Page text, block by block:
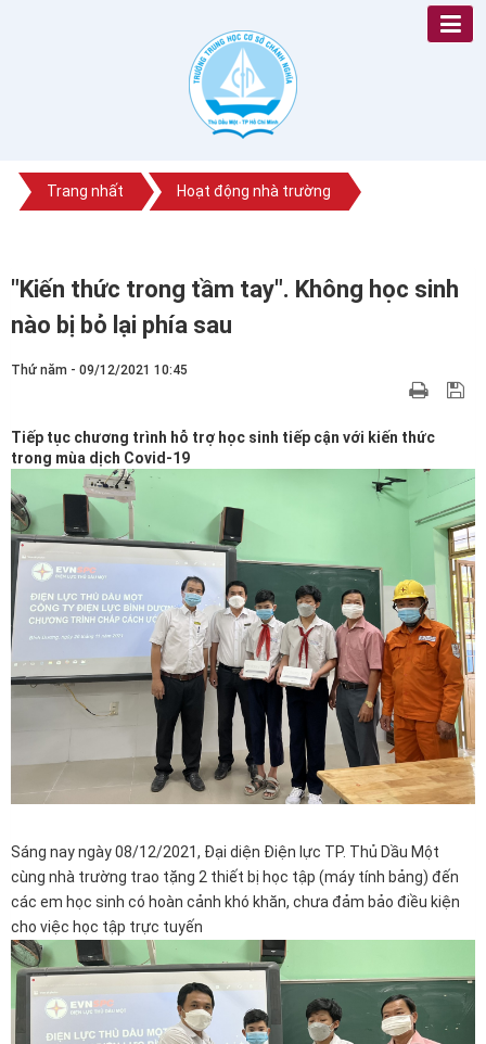
Trang nhất Hoạt động nhà trường
"Kiến thức trong tầm tay". Không học sinh
nào bị bỏ lại phía sau
Thứ năm - 09/12/2021 10:45
Tiếp tục chương trình hỗ trợ học sinh tiếp cận với kiến thức
trong mùa dịch Covid-19
Sáng nay ngày 08/12/2021, Đại diện Điện lực TP. Thủ Dầu Một
cùng nhà trường trao tặng 2 thiết bị học tập (máy tính bảng) đến
các em học sinh có hoàn cảnh khó khăn, chưa đảm bảo điều kiện
cho việc học tập trực tuyến